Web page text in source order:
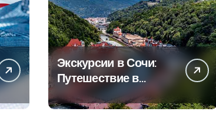
Экскурсии в Сочи:
Путешествие в
сердце
Черноморского